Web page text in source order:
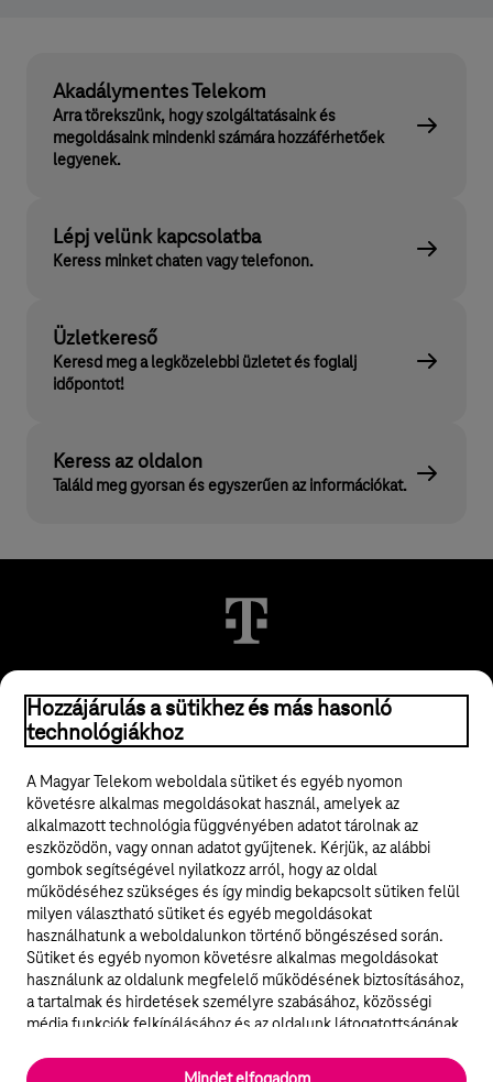
Akadálymentes Telekom
Arra törekszünk, hogy szolgáltatásaink és
megoldásaink mindenki számára hozzáférhetőek
legyenek.
Lépj velünk kapcsolatba
Keress minket chaten vagy telefonon.
Üzletkereső
Keresd meg a legközelebbi üzletet és foglalj
időpontot!
Keress az oldalon
Találd meg gyorsan és egyszerűen az információkat.
© 2026 Magyar Telekom Nyrt.
ÁSZF
Adatvédelem
Felhívások
Közösségi média
Cookie beállítások
Hozzájárulás a sütikhez és más hasonló
technológiákhoz
A Magyar Telekom weboldala sütiket és egyéb nyomon
követésre alkalmas megoldásokat használ, amelyek az
alkalmazott technológia függvényében adatot tárolnak az
eszközödön, vagy onnan adatot gyűjtenek. Kérjük, az alábbi
gombok segítségével nyilatkozz arról, hogy az oldal
működéséhez szükséges és így mindig bekapcsolt sütiken felül
milyen választható sütiket és egyéb megoldásokat
használhatunk a weboldalunkon történő böngészésed során.
Sütiket és egyéb nyomon követésre alkalmas megoldásokat
használunk az oldalunk megfelelő működésének biztosításához,
a tartalmak és hirdetések személyre szabásához, közösségi
média funkciók felkínálásához és az oldalunk látogatottságának
elengedhetetlenek a weboldal működéséhez és nem lehet